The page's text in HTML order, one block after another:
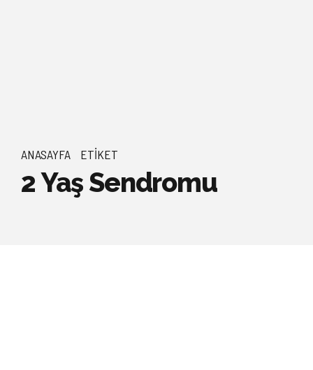
ANASAYFA ETIKET
2 Yaş Sendromu